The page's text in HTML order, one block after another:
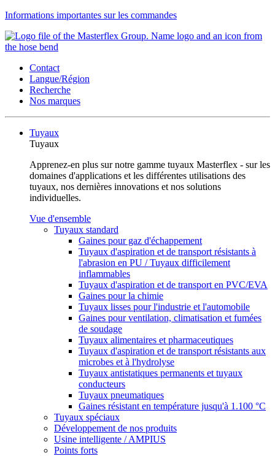
Informations importantes sur les commandes
Contact
Langue/Région
Recherche
Nos marques
Tuyaux
Tuyaux
Apprenez-en plus sur notre gamme tuyaux Masterflex - sur les
domaines d'applications et les différentes utilisations des
tuyaux, nos dernières innovations et nos solutions
individuelles.
Vue d'ensemble
Tuyaux standard
Gaines pour gaz d'échappement
Tuyaux d'aspiration et de transport résistants à
l'abrasion en PU / Tuyaux difficilement
inflammables
Tuyaux d'aspiration et de transport en PVC/EVA
Gaines pour la chimie
Tuyaux lisses pour l'industrie et l'automobile
Gaines pour ventilation, climatisation et fumées
de soudage
Tuyaux alimentaires et pharmaceutiques
Tuyaux d'aspiration et de transport résistants aux
microbes et à l'hydrolyse
Tuyaux antistatiques permanents et tuyaux
conducteurs
Tuyaux pneumatiques
Gaines résistant en température jusqu'à 1.100 °C
Tuyaux spéciaux
Développement de nos produits
Usine intelligente / AMPIUS
Points forts